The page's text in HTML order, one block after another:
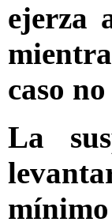
ejerza
caso
La